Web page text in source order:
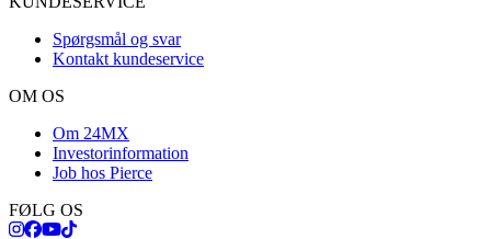
Spørgsmål og svar
Kontakt kundeservice
OM OS
Om 24MX
Investorinformation
Job hos Pierce
FØLG OS